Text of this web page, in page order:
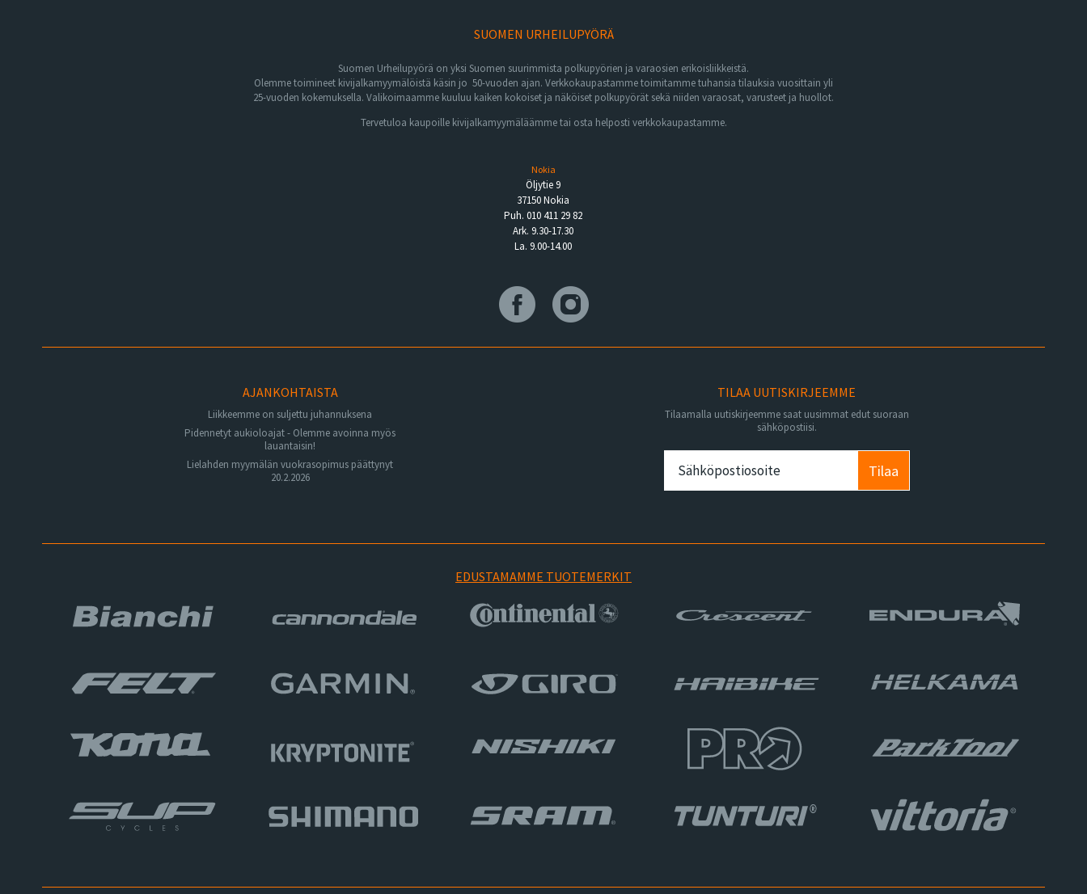
SUOMEN URHEILUPYÖRÄ
Suomen Urheilupyörä on yksi Suomen suurimmista polkupyörien ja varaosien erikoisliikkeistä.
Olemme toimineet kivijalkamyymälöistä käsin jo 50-vuoden ajan. Verkkokaupastamme toimitamme tuhansia tilauksia vuosittain yli
25-vuoden kokemuksella. Valikoimaamme kuuluu kaiken kokoiset ja näköiset polkupyörät sekä niiden varaosat, varusteet ja huollot.
Tervetuloa kaupoille kivijalkamyymäläämme tai osta helposti verkkokaupastamme.
Nokia
Öljytie 9
37150 Nokia
Puh. 010 411 29 82
Ark. 9.30-17.30
La. 9.00-14.00
AJANKOHTAISTA
Liikkeemme on suljettu juhannuksena
Pidennetyt aukioloajat - Olemme avoinna myös
lauantaisin!
Lielahden myymälän vuokrasopimus päättynyt
20.2.2026
TILAA UUTISKIRJEEMME
Tilaamalla uutiskirjeemme saat uusimmat edut suoraan
sähköpostiisi.
Tilaa
EDUSTAMAMME TUOTEMERKIT